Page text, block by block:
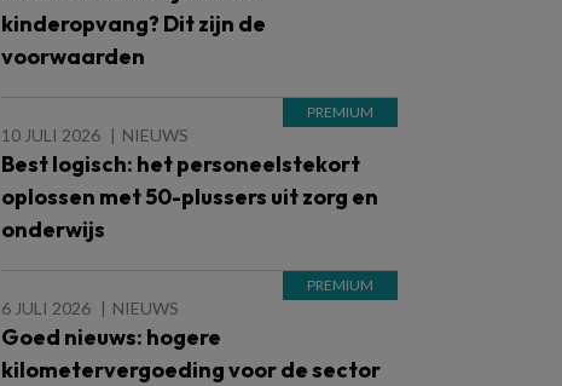
kinderopvang? Dit zijn de
voorwaarden
10 JULI 2026 NIEUWS
Best logisch: het personeelstekort
oplossen met 50-plussers uit zorg en
onderwijs
6 JULI 2026 NIEUWS
Goed nieuws: hogere
kilometervergoeding voor de sector